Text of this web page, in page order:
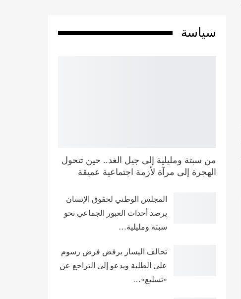
سياسة
من سبتة ومليلية إلى جيل الغد.. حين تتحول
الهجرة إلى مرآة لأزمة اجتماعية عميقة
المجلس الوطني لحقوق الإنسان
يرصد أحداث العبور الجماعي نحو
سبتة ومليلية…
تحالف اليسار يرفض فرض رسوم
على الطلبة ويدعو إلى التراجع عن
«تسليع»…